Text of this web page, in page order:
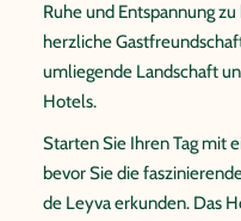
Ruhe und Entspannung
herzliche
umliegende Landschaft
Hotels.
Starten Sie Ihren Tag mit
bevor Sie die
de Leyva erkunden. Das